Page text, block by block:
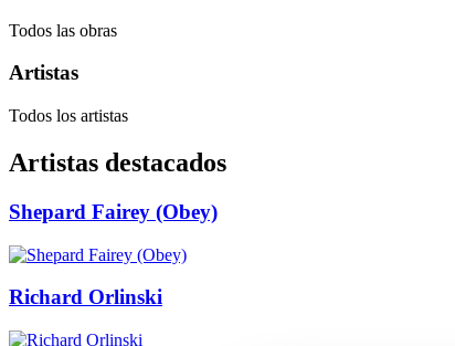
Todos las obras
Artistas
Todos los artistas
Artistas destacados
Shepard Fairey (Obey)
Richard Orlinski